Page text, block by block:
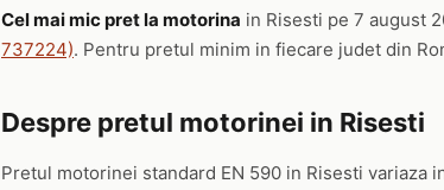
Cel mai mic pret la motorina in Risesti pe 7 august
737224). Pentru pretul minim in fiecare judet din
Despre pretul motorinei in Risesti
Pretul motorinei standard EN 590 in Risesti variaza